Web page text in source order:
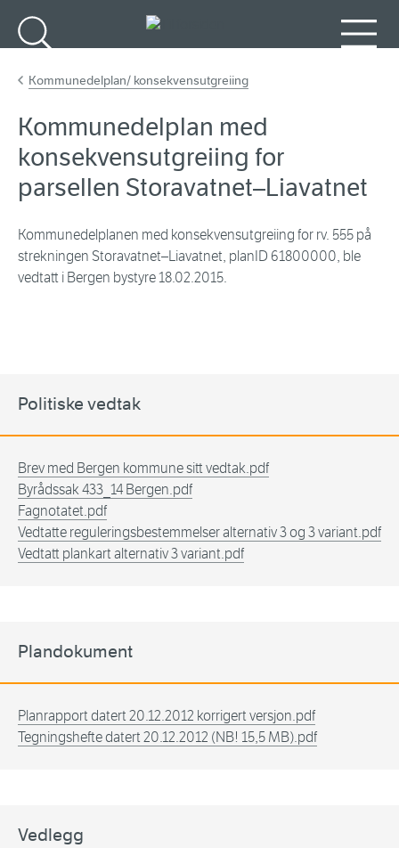
Kommunedelplan/ konsekvensutgreiing
Kommunedelplan med
konsekvensutgreiing for
parsellen Storavatnet–Liavatnet
Kommunedelplanen med konsekvensutgreiing for rv. 555 på
strekningen Storavatnet–Liavatnet, planID 61800000, ble
vedtatt i Bergen bystyre 18.02.2015.
Politiske vedtak
Brev med Bergen kommune sitt vedtak.pdf
Byrådssak 433_14 Bergen.pdf
Fagnotatet.pdf
Vedtatte reguleringsbestemmelser alternativ 3 og 3 variant.pdf
Vedtatt plankart alternativ 3 variant.pdf
Plandokument
Planrapport datert 20.12.2012 korrigert versjon.pdf
Tegningshefte datert 20.12.2012 (NB! 15,5 MB).pdf
Vedlegg